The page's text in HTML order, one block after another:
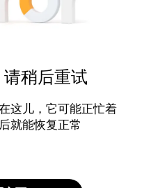
稍后重试
这儿，它可能正忙着
就能恢复正常